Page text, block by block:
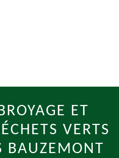
ET
VERTS
BAUZEMONT